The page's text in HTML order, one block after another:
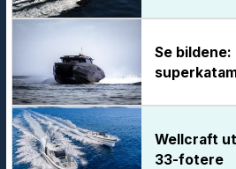
Se
Wellcraft
33-fotere